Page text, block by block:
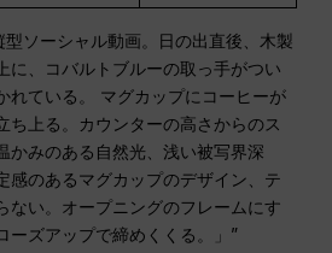
型ソーシャル動画。日の出直後、木製
に、コバルトブルーの取っ手がつい
れている。 マグカップにコーヒーが
ち上る。カウンターの高さからのス
かみのある自然光、浅い被写界深
感のあるマグカップのデザイン、テ
ない。オープニングのフレームにす
ーズアップで締めくくる。」”